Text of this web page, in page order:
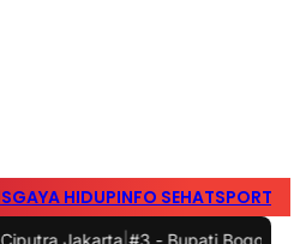
GAYA HIDUPINFO SEHATSPORTS